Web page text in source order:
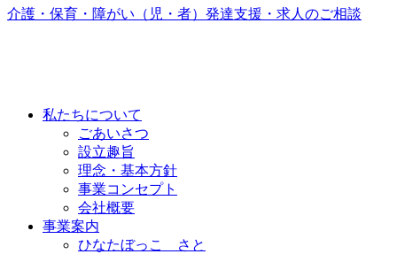
介護・保育・障がい（児・者）発達支援・求人のご相談
私たちについて
ごあいさつ
設立趣旨
理念・基本方針
事業コンセプト
会社概要
事業案内
ひなたぼっこ さと